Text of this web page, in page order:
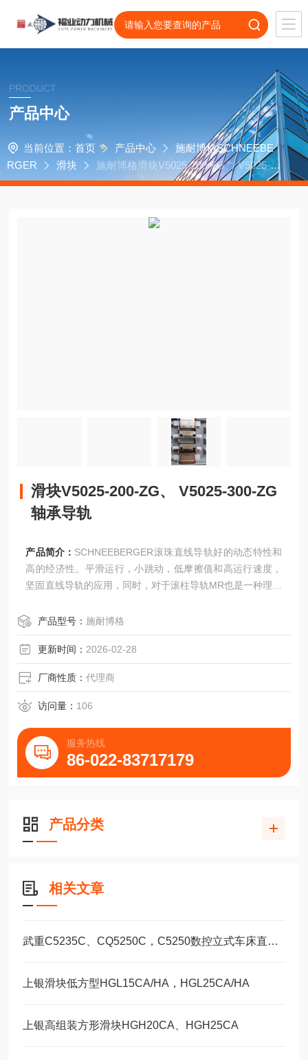
PRODUCT
产品中心
当前位置： 首页 产品中心
施耐博格SCHNEEBE
RGER
滑块
施耐博格滑块V5025-200-ZG、 V5025-3
00-ZG轴承导轨
滑块V5025-200-ZG、 V5025-300-ZG
轴承导轨
产品简介： SCHNEEBERGER滚珠直线导轨好的动态特性和
高的经济性。平滑运行，小跳动，低摩擦值和高运行速度，
坚固直线导轨的应用，同时，对于滚柱导轨MR也是一种理想
滑块V5025-200-ZG、 V5025-300-ZG轴承导轨
产品型号：施耐博格
更新时间： 2026-02-28
厂商性质：代理商
访问量： 106
服务热线
86-022-83717179
产品分类
相关文章
武重C5235C、CQ5250C，C5250数控立式车床直线运动滑块WEH35CA/WEW35CC
上银滑块低方型HGL15CA/HA，HGL25CA/HA
上银高组装方形滑块HGH20CA、HGH25CA